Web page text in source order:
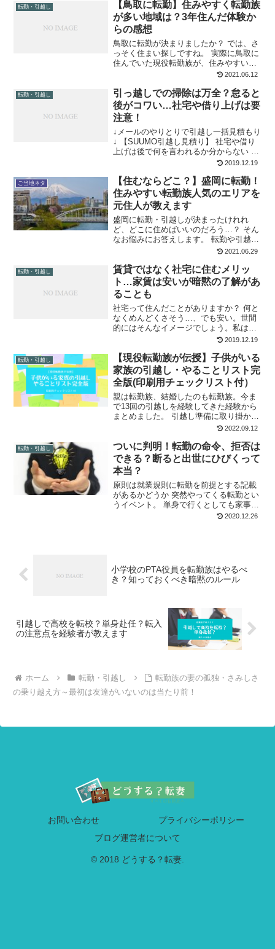
じく転勤族のママさんから聞いた失敗談
を時系列でまとめてみ...
転勤・引越し
【鳥取に転勤】住みやすく転勤族
が多い地域は？3年住んだ体験か
らの感想
鳥取に転勤が決まりましたか？ では、さ
っそく住まい探しですね。 実際に鳥取に
住んでいた現役転勤族が、住みやすいエ
リアを教えます！ お急ぎの方に、結論か
うしょう）エリア。 通勤や買い物優先な
ら鳥取駅南（え...
2021.06.12
転勤・引越し
引っ越しでの掃除は万全？怠ると
後がコワい…社宅や借り上げは要
注意！
↓メールのやりとりで引越し一括見積もり
↓ 【SUUMO引越し見積り】 社宅や借り
上げは後で何を言われるか分からない 立
つ鳥跡を濁さずといいますが、自分たち
や…などと考えているはいませんか？ 普
段から部屋を汚...
2019.12.19
ご当地ネタ
【住むならどこ？】盛岡に転勤！
住みやすい転勤族人気のエリアを
元住人が教えます
盛岡に転勤・引越しが決まったけれれ
ど、どこに住めばいいのだろう…？ そん
なお悩みにお答えします。 転勤や引越し
が決まっても、土地勘がないと住まいや
に、岩手県は広いです。私は小5～高１ま
での6年間を岩手の沿岸...
2021.06.29
転勤・引越し
賃貸ではなく社宅に住むメリッ
ト…家賃は安いが暗黙の了解があ
ることも
社宅って住んだことがありますか？ 何と
なくめんどくさそう…、でも安い。世間
的にはそんなイメージでしょう。私は子
ども時代に数カ所、結婚後は3カ所住んだ
イルのちがいはあれど、大抵は自前で借
りるよりも安上がり...
2019.12.19
転勤・引越し
【現役転勤族が伝授】子供がいる
家族の引越し・やることリスト完
全版(印刷用チェックリスト付）
親は転勤族、結婚したのも転勤族。今ま
で13回の引越しを経験してきた経験から
まとめました。 引越し準備に取り掛かる
前に、一度ざっと目を通してもらえれば
版引越しチェックリスト↓↓ 引越しリスト
印刷用 引...
2022.09.12
転勤・引越し
ついに判明！転勤の命令、拒否は
できる？断ると出世にひびくって
本当？
原則は就業規則に転勤を前提とする記載
があるかどうか 突然やってくる転勤とい
うイベント。 単身で行くとしても家事を
夫だけでこなさなくてはならなくなりま
2020.12.26
小学校のPTA役員を転勤族はやるべ
き？知っておくべき暗黙のルール
引越しで高校を転校？単身赴任？転入
の注意点を経験者が教えます
ホーム 転勤・引越し
転勤族の妻の孤独・さみしさ
の乗り越え方～最初は友達がいないのは当たり前！
お問い合わせ
プライバシーポリシー
ブログ運営者について
© 2018 どうする？転妻.